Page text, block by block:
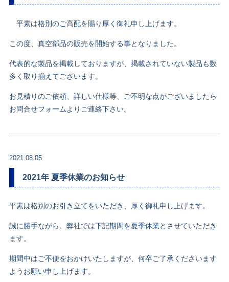
平素は格別のご高配を賜り厚く御礼申し上げます。
この度、真空部品の販売を開始する事となりました。
代表的な製品を掲載しておりますが、掲載されていない製品も数
多く取り揃えてございます。
お見積りのご依頼、詳しい仕様等、ご不明な点がございましたら
お問合せフォームよりご連絡下さい。
2021.08.05
2021年 夏季休業のお知らせ
平素は格別のお引き立てをいただき、厚く御礼申し上げます。
誠に勝手ながら、弊社では下記期間を夏季休業とさせていただき
ます。
期間中はご不便をおかけいたしますが、何卒ご了承くださいます
ようお願い申し上げます。